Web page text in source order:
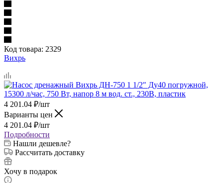
Код товара: 2329
Вихрь
4 201.04 ₽/шт
Варианты цен
4 201.04 ₽/шт
Подробности
Нашли дешевле?
Рассчитать доставку
Хочу в подарок